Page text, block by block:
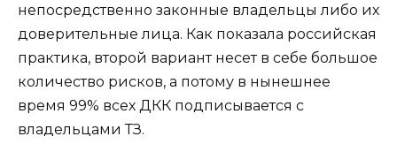
непосредственно законные владельцы либо их
доверительные лица. Как показала российская
практика, второй вариант несет в себе большое
количество рисков, а потому в нынешнее
время 99% всех ДКК подписывается с
владельцами ТЗ.